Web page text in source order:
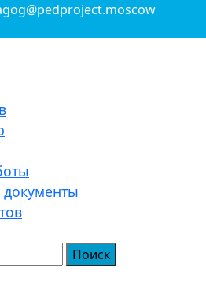
для педагогов